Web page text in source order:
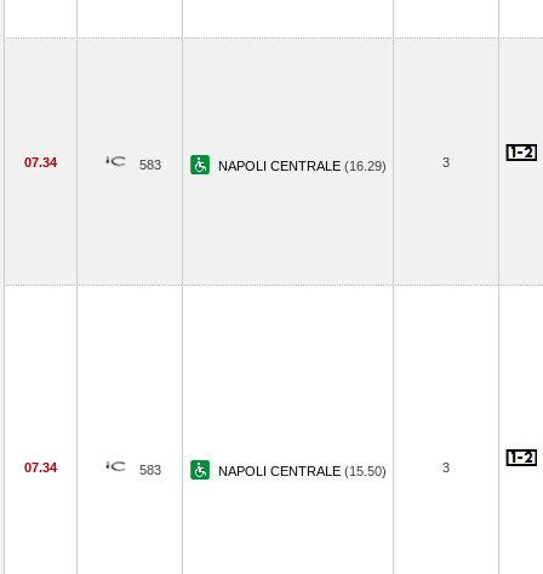
07.34 583 NAPOLI CENTRALE (16.29) 3
07.34 583 NAPOLI CENTRALE (15.50) 3